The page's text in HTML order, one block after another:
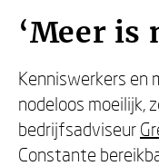
‘Meer is
Kenniswerkers en
nodeloos moeilijk,
bedrijfsadviseur
Constante